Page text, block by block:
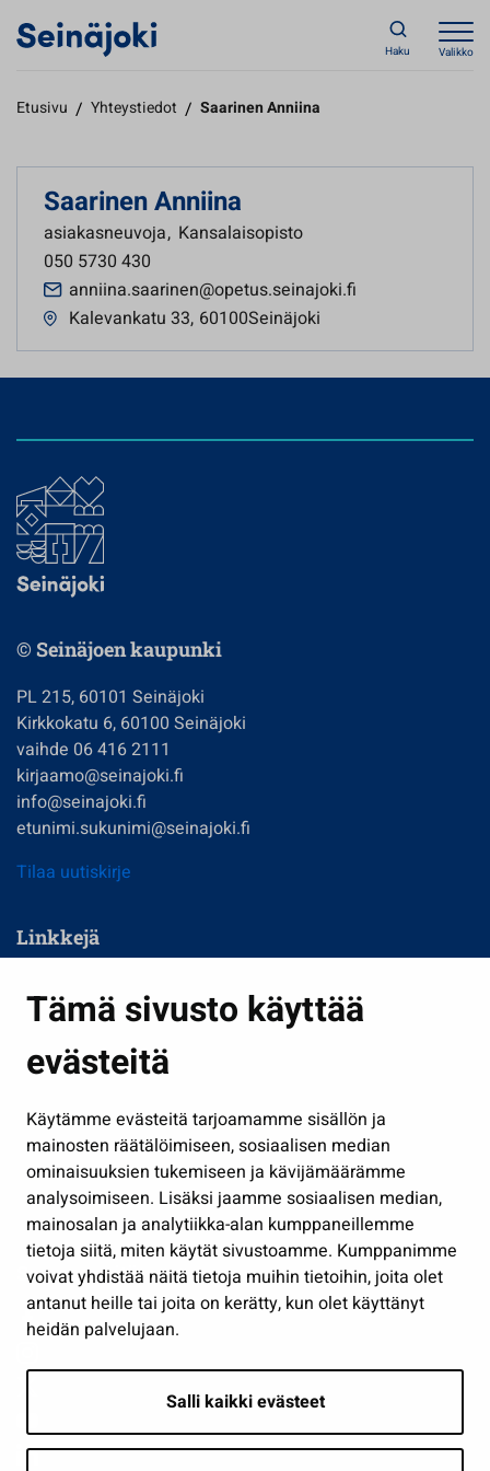
Tämä sivusto käyttää
evästeitä
Käytämme evästeitä tarjoamamme sisällön ja
mainosten räätälöimiseen, sosiaalisen median
ominaisuuksien tukemiseen ja kävijämäärämme
analysoimiseen. Lisäksi jaamme sosiaalisen median,
mainosalan ja analytiikka-alan kumppaneillemme
tietoja siitä, miten käytät sivustoamme. Kumppanimme
voivat yhdistää näitä tietoja muihin tietoihin, joita olet
antanut heille tai joita on kerätty, kun olet käyttänyt
heidän palvelujaan.
Salli kaikki evästeet
Haku Valikko
Etusivu / Yhteystiedot / Saarinen Anniina
Saarinen Anniina
asiakasneuvoja, Kansalaisopisto
050 5730 430
anniina.saarinen@opetus.seinajoki.fi
Kalevankatu 33, 60100Seinäjoki
© Seinäjoen kaupunki
PL 215, 60101 Seinäjoki
Kirkkokatu 6, 60100 Seinäjoki
vaihde 06 416 2111
kirjaamo@seinajoki.fi
info@seinajoki.fi
etunimi.sukunimi@seinajoki.fi
Tilaa uutiskirje
Linkkejä
Kasvatus ja opetus
Kulttuuri ja liikunta
Työ ja yrittäminen
Osallistu ja asioi
Näytä omat evästeasetukseni
Seuraa meitä